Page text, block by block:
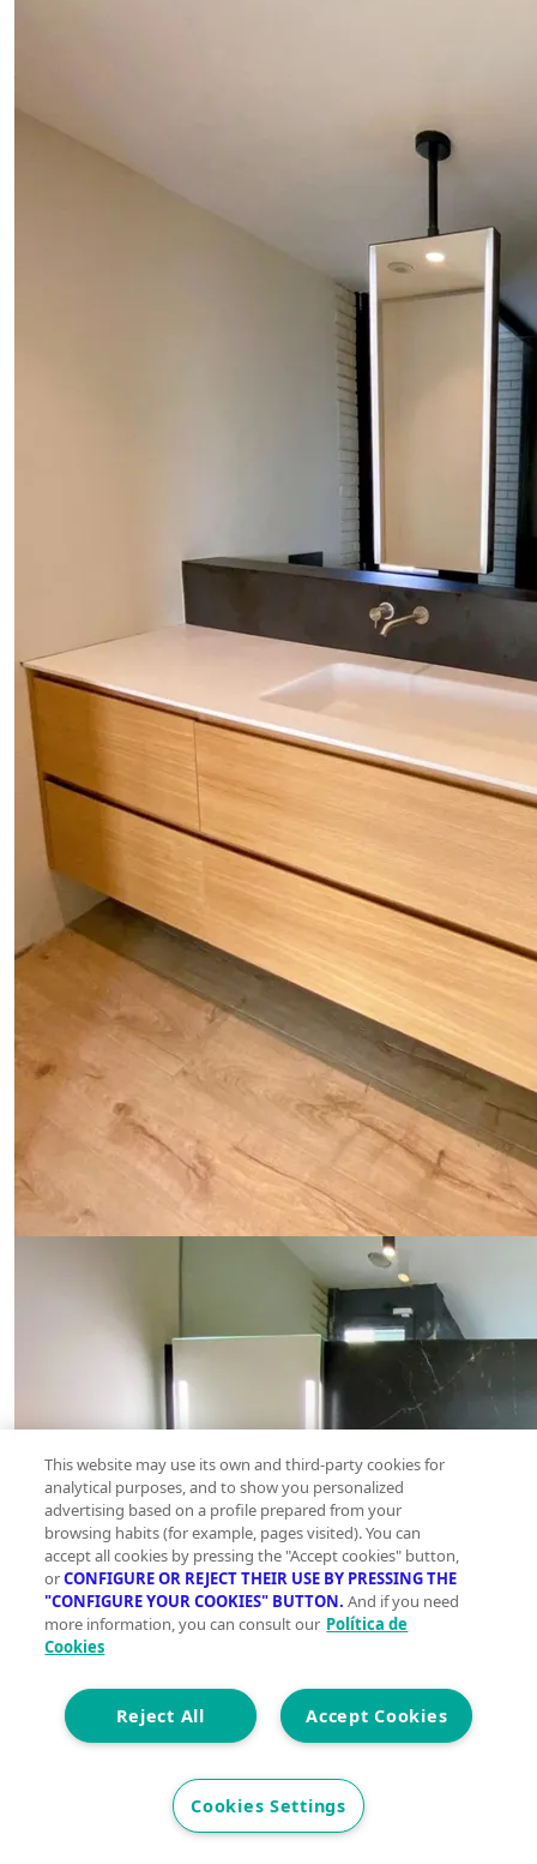
This website may use its own and third-party cookies for
analytical purposes, and to show you personalized
advertising based on a profile prepared from your
browsing habits (for example, pages visited). You can
accept all cookies by pressing the "Accept cookies" button,
orCONFIGURE OR REJECT THEIR USE BY PRESSING THE
"CONFIGURE YOUR COOKIES" BUTTON. And if you need
more information, you can consult our Política de
Cookies
Accept Cookies
Reject All
Cookies Settings